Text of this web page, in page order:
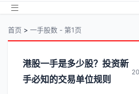
首页 > 一手股数 - 第1页
分
类
港股一手是多少股？投资新
手必知的交易单位规则